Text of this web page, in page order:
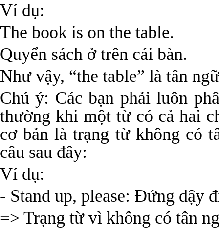
Ví dụ:
The book is on the table.
Quyển sách ở trên cái bàn.
Như vậy, “the table” là tân
Chú ý: Các bạn phải luôn
thường khi một từ có cả hai
cơ bản là trạng từ không có
câu sau đây:
Ví dụ:
- Stand up, please: Đứng dậy
=> Trạng từ vì không có tân